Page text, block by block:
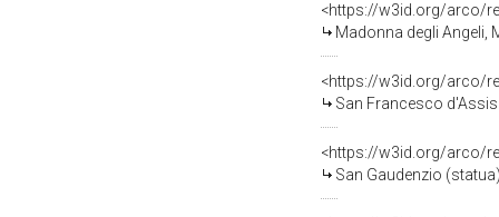
<https://w3id.org/arco/
Madonna degli Angeli,
<https://w3id.org/arco/
San Francesco
<https://w3id.org/arco/
San Gaudenzio